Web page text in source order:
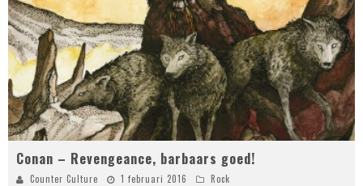
Conan – Revengeance, barbaars goed!
Counter Culture 1 februari 2016 Rock